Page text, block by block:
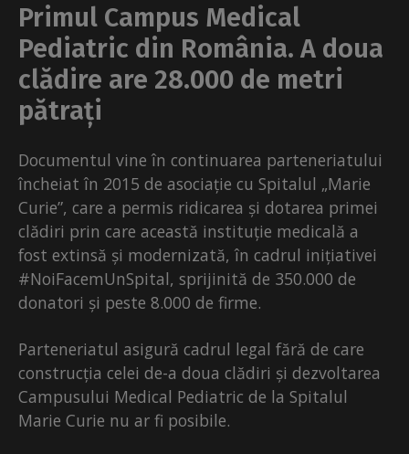
Primul Campus Medical
Pediatric din România. A doua
clădire are 28.000 de metri
pătrați
Documentul vine în continuarea parteneriatului
încheiat în 2015 de asociație cu Spitalul „Marie
Curie”, care a permis ridicarea și dotarea primei
clădiri prin care această instituție medicală a
fost extinsă și modernizată, în cadrul inițiativei
#NoiFacemUnSpital, sprijinită de 350.000 de
donatori și peste 8.000 de firme.
Parteneriatul asigură cadrul legal fără de care
construcția celei de-a doua clădiri și dezvoltarea
Campusului Medical Pediatric de la Spitalul
Marie Curie nu ar fi posibile.